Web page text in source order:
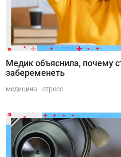
Медик объяснила, почему
забеременеть
медицина стресс